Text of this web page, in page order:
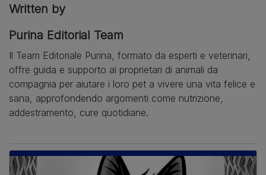
Written by
Purina Editorial Team
Il Team Editoriale Purina, formato da esperti e veterinari,
offre guida e supporto ai proprietari di animali da
compagnia per aiutare i loro pet a vivere una vita felice e
sana, approfondendo argomenti come nutrizione,
addestramento, cure quotidiane.